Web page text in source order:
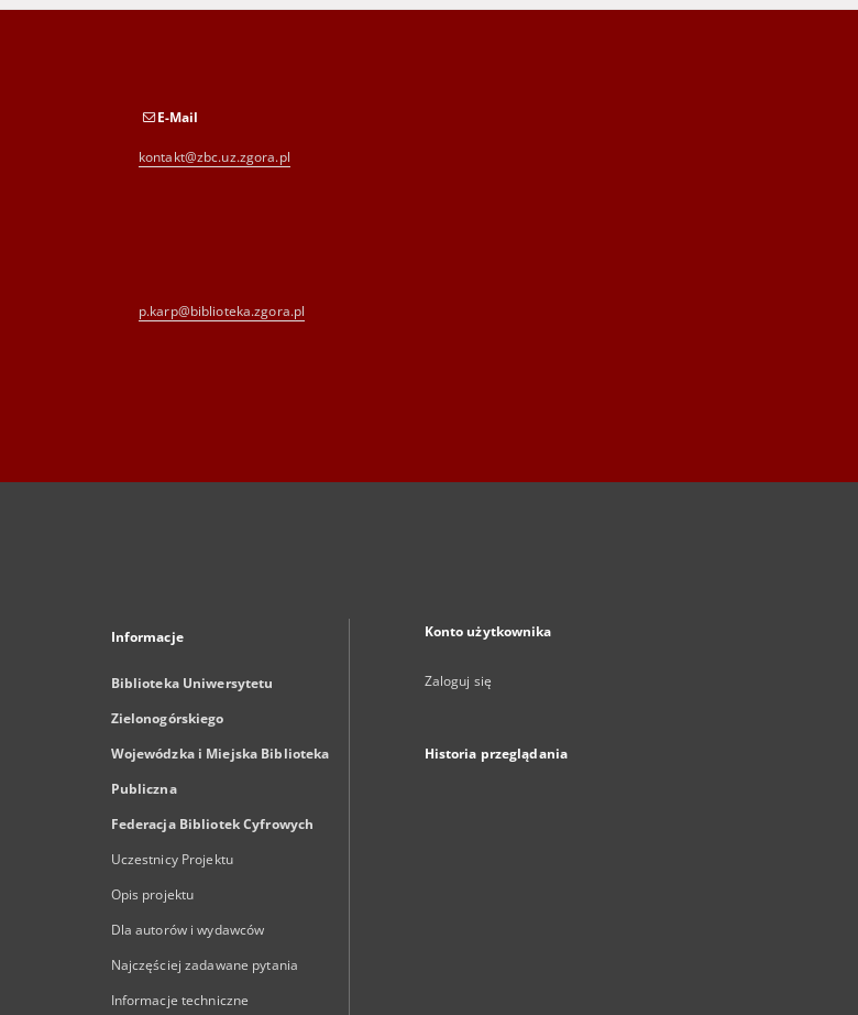
E-Mail
kontakt@zbc.uz.zgora.pl
p.karp@biblioteka.zgora.pl
Informacje
Biblioteka Uniwersytetu
Zielonogórskiego
Wojewódzka i Miejska Biblioteka
Publiczna
Federacja Bibliotek Cyfrowych
Uczestnicy Projektu
Opis projektu
Dla autorów i wydawców
Najczęściej zadawane pytania
Informacje techniczne
Konto użytkownika
Zaloguj się
Historia przeglądania